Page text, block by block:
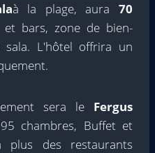
à la plage, aura 70
et bars, zone de bien-
sala. L'hôtel offrira un
sera le Fergus
chambres, Buffet et
des restaurants